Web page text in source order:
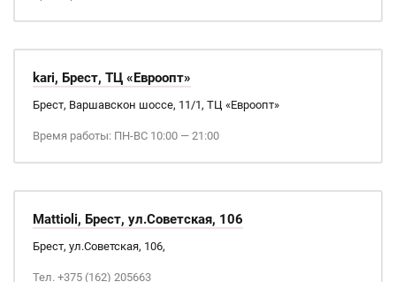
kari, Брест, ТЦ «Евроопт»
Брест, Варшавскон шоссе, 11/1, ТЦ «Евроопт»
Время работы: ПН-ВС 10:00 — 21:00
Mattioli, Брест, ул.Советская, 106
Брест, ул.Советская, 106,
Тел. +375 (162) 205663